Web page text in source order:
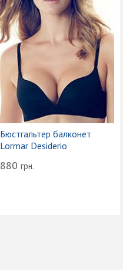
Бюстгальтер балконет
Lormar Desiderio
880 грн.